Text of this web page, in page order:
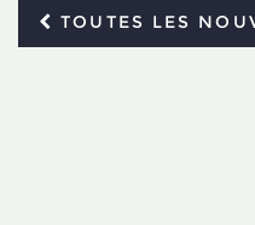
TOUTES LES